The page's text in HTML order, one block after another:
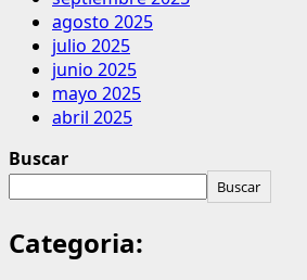
agosto 2025
julio 2025
junio 2025
mayo 2025
abril 2025
Buscar
Buscar
Categoria: